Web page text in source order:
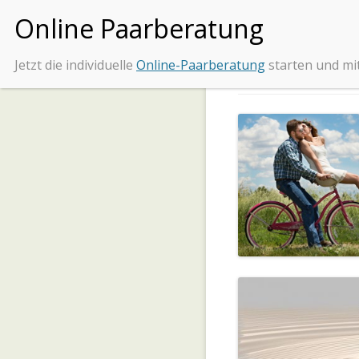
Tipps und Beratung
BEZIEHUNG RETTEN
Jetzt die individuelle Online-Paarberatungstarten und